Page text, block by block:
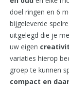
doel ringen en 6
bijgeleverde
uitgelegd die je
uw eigen
variaties hierop
groep te kunnen
compact en